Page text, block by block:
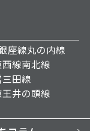
座線丸の内線
線南北線
田線
王井の頭線